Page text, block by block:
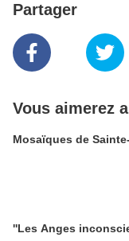
Partager
Vous aimerez
Mosaïques de
''Les Anges